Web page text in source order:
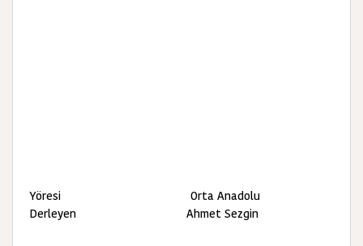
Yöresi Orta Anadolu
Derleyen Ahmet Sezgin